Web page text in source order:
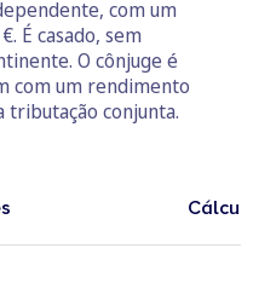
com um
É casado, sem
O cônjuge é
com um rendimento
tributação conjunta.